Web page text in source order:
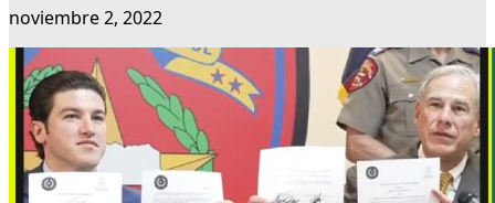
noviembre 2, 2022